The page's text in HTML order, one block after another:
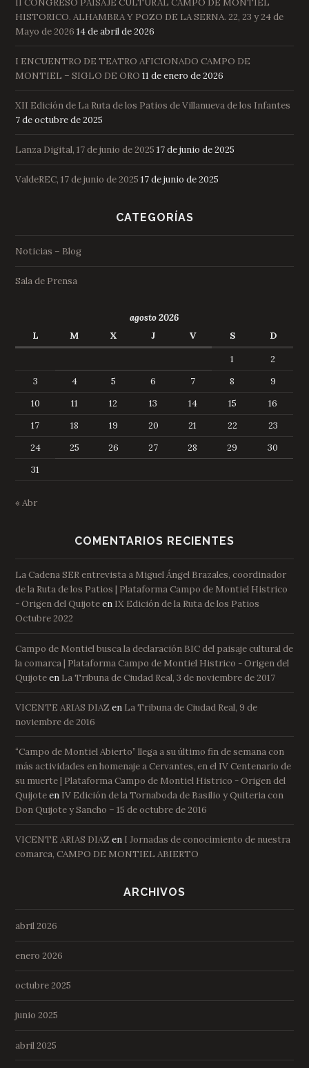
HISTORICO. ALHAMBRA Y POZO DE LA SERNA. 22, 23 y 24 de
Mayo de 2026 14 de abril de 2026
I ENCUENTRO DE TEATRO AFICIONADO CAMPO DE
MONTIEL – SIGLO DE ORO 11 de enero de 2026
XII Edición de La Ruta de los Patios de Villanueva de los Infantes
7 de octubre de 2025
Lanza Digital, 17 de junio de 2025 17 de junio de 2025
ValdeREC, 17 de junio de 2025 17 de junio de 2025
CATEGORÍAS
Noticias – Blog
Sala de Prensa
agosto 2026
L
M X J V S
D
1
2
3
4 5 6 7 8
9
10
11 12 13 14 15
16
17
18 19 20 21 22
23
24
25 26 27 28 29
30
31
« Abr
COMENTARIOS RECIENTES
La Cadena SER entrevista a Miguel Ángel Brazales, coordinador
de la Ruta de los Patios | Plataforma Campo de Montiel Histrico
- Origen del Quijoteen IX Edición de la Ruta de los Patios
Octubre 2022
Campo de Montiel busca la declaración BIC del paisaje cultural de
la comarca | Plataforma Campo de Montiel Histrico - Origen del
Quijoteen La Tribuna de Ciudad Real, 3 de noviembre de 2017
VICENTE ARIAS DIAZ en La Tribuna de Ciudad Real, 9 de
noviembre de 2016
“Campo de Montiel Abierto” llega a su último fin de semana con
más actividades en homenaje a Cervantes, en el IV Centenario de
su muerte | Plataforma Campo de Montiel Histrico - Origen del
Quijoteen IV Edición de la Tornaboda de Basilio y Quiteria con
Don Quijote y Sancho – 15 de octubre de 2016
VICENTE ARIAS DIAZ en I Jornadas de conocimiento de nuestra
comarca, CAMPO DE MONTIEL ABIERTO
ARCHIVOS
abril 2026
enero 2026
octubre 2025
junio 2025
abril 2025